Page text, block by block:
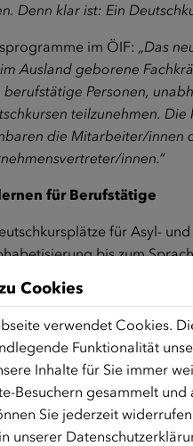
Denn klar ist: Ein
im ÖIF: „Das
Ausland geborene
Personen,
teilzunehmen.
die Mitarbeiter/innen
innen.“
für Berufstätige
für Asyl-
bis zum
Arbeitskräftemangels bei
von
in Unternehmen: Ab sofort
bis zum Sprachniveau
mit Mangelberufen. Ab
können sich auch
die Kurse kann ein
Cookies
verwendet Cookies.
Funktionalität
Inhalte für Sie immer
Besuchern gesammelt
Sie jederzeit
unserer